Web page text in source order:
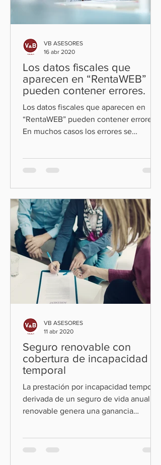
Los datos fiscales que
aparecen en “RentaWEB”
pueden contener errores.
Los datos fiscales que aparecen en
“RentaWEB” pueden contener errores.
En muchos casos los errores se
VB ASESORES
16 abr 2020
Seguro renovable con
cobertura de incapacidad
temporal
La prestación por incapacidad temporal
derivada de un seguro de vida anual
renovable genera una ganancia
VB ASESORES
11 abr 2020